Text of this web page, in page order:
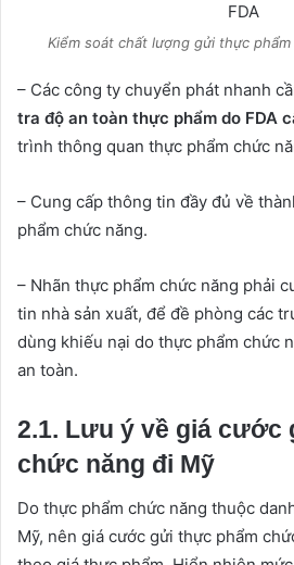
Kiểm soát chất lượng gửi thực
– Các công ty chuyển phát nhanh
tra độ an toàn thực phẩm do FDA
trình thông quan thực phẩm chức
– Cung cấp thông tin đầy đủ về
phẩm chức năng.
– Nhãn thực phẩm chức năng phải
tin nhà sản xuất, để đề phòng các
dùng khiếu nại do thực phẩm chức
an toàn.
2.1. Lưu ý về giá cước
chức năng đi Mỹ
Do thực phẩm chức năng thuộc
Mỹ, nên giá cước gửi thực phẩm